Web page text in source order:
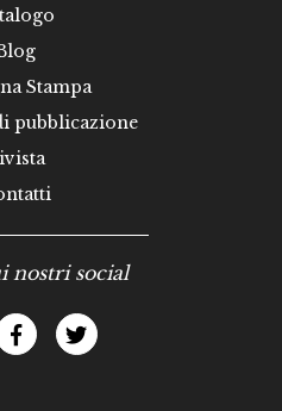
Stampa
pubblicazione
nostri social